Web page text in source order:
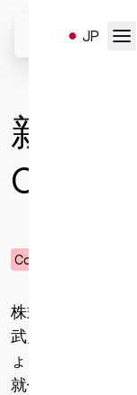
以下の
り、必
の上、
サ
content
JP
新
Officer
Corporate 2022
株式会社ispace
武史）は、2022
ょう）が新たに
就任したことを